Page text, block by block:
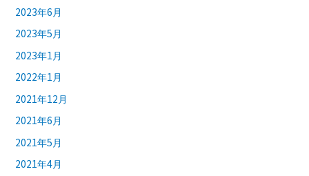
2023年6月
2023年5月
2023年1月
2022年1月
2021年12月
2021年6月
2021年5月
2021年4月